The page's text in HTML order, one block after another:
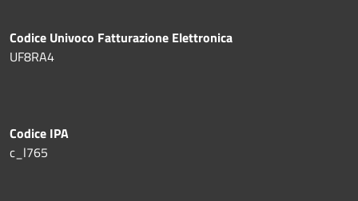
Codice Univoco Fatturazione Elettronica
UF8RA4
Codice IPA
c_l765